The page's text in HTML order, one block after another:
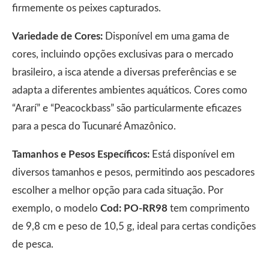
firmemente os peixes capturados.
Variedade de Cores: Disponível em uma gama de
cores, incluindo opções exclusivas para o mercado
brasileiro, a isca atende a diversas preferências e se
adapta a diferentes ambientes aquáticos. Cores como
“Ararí” e “Peacockbass” são particularmente eficazes
para a pesca do Tucunaré Amazônico.
Tamanhos e Pesos Específicos: Está disponível em
diversos tamanhos e pesos, permitindo aos pescadores
escolher a melhor opção para cada situação. Por
exemplo, o modelo Cod: PO-RR98 tem comprimento
de 9,8 cm e peso de 10,5 g, ideal para certas condições
de pesca.